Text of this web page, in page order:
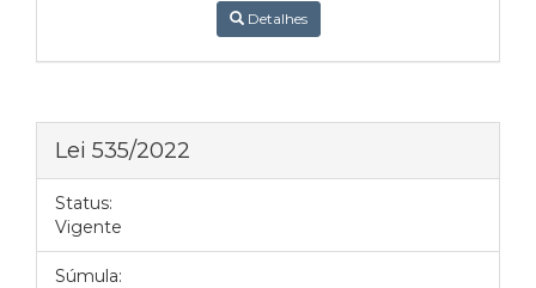
Detalhes
Lei 535/2022
Status:
Vigente
Súmula: